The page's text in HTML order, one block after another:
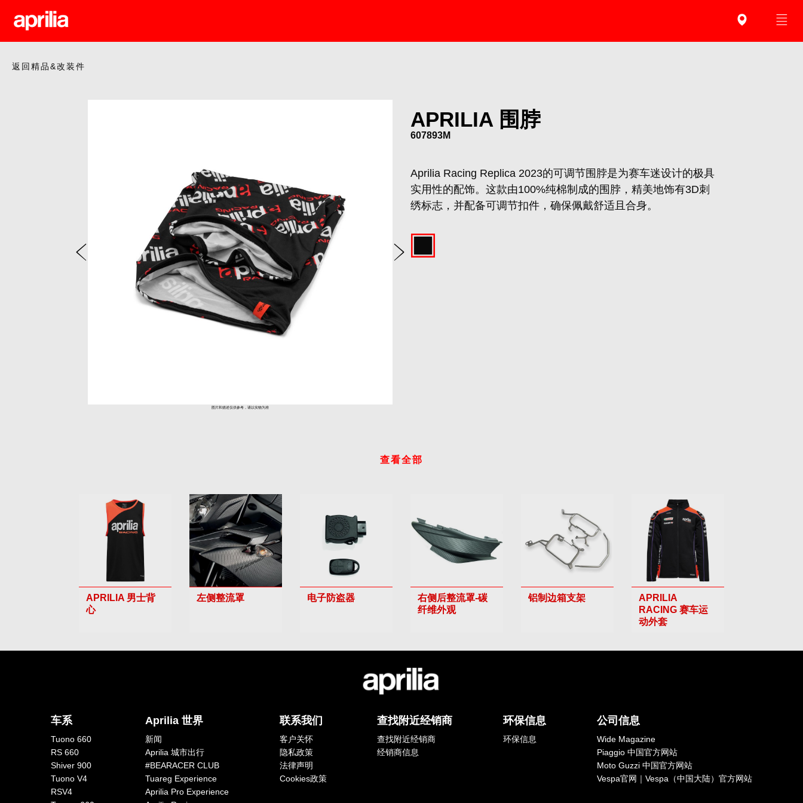
返回精品&改装件
图片和描述仅供参考，请以实物为准
APRILIA 围脖
607893M
Aprilia Racing Replica 2023的可调节围脖是为赛车迷设计的极具
实用性的配饰。这款由100%纯棉制成的围脖，精美地饰有3D刺
绣标志，并配备可调节扣件，确保佩戴舒适且合身。
查看全部
APRILIA 男士背
心
左侧整流罩 电子防盗器
右侧后整流罩-碳
纤维外观
铝制边箱支架
APRILIA
RACING 赛车运
动外套
车系
Tuono 660
RS 660
Shiver 900
Tuono V4
RSV4
Aprilia 世界
新闻
Aprilia 城市出行
#BEARACER CLUB
Tuareg Experience
Aprilia Pro Experience
联系我们
客户关怀
隐私政策
法律声明
Cookies政策
查找附近经销商
查找附近经销商
经销商信息
环保信息
环保信息
公司信息
Wide Magazine
Piaggio 中国官方网站
Moto Guzzi 中国官方网站
Vespa官网｜Vespa（中国大陆）官方网站